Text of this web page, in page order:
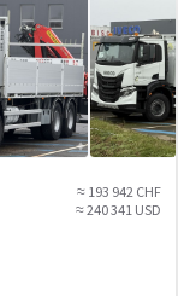
≈ 193 942 CHF
≈ 240 341 USD